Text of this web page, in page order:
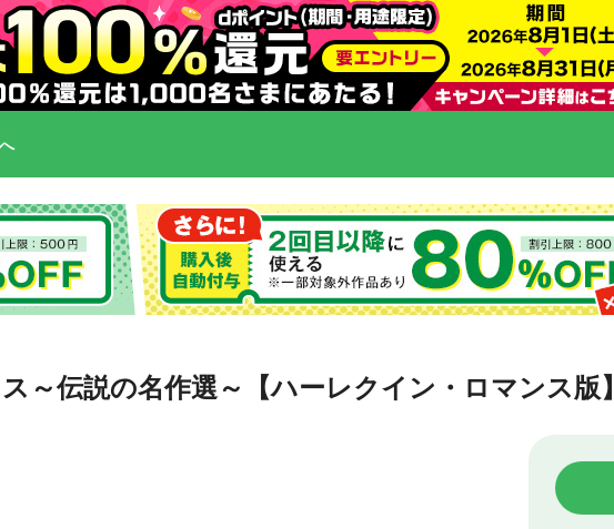
～伝説の名作選～【ハーレクイン・ロマンス版】